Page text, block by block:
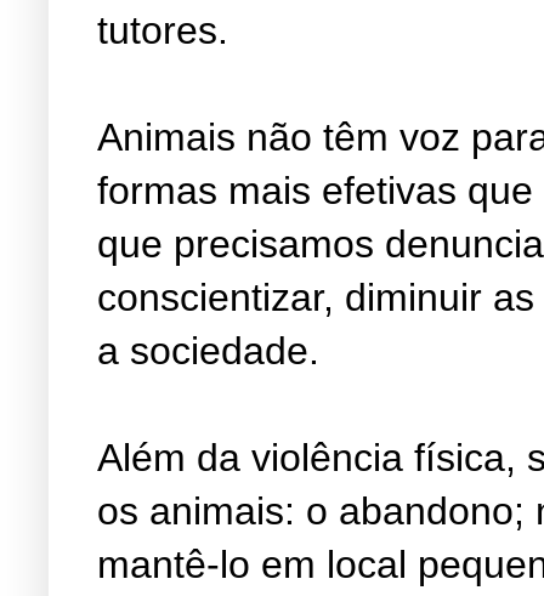
tutores.
Animais não têm voz
formas mais efetivas
que precisamos
conscientizar, diminuir
a sociedade.
Além da violência física,
os animais: o abandono;
mantê-lo em local